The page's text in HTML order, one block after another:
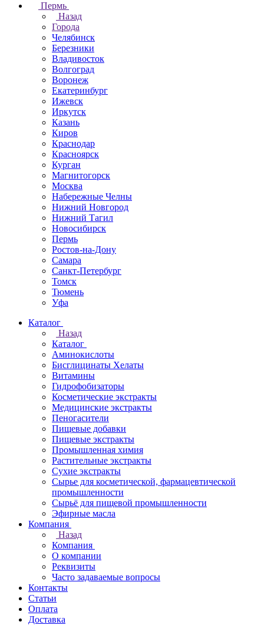
Пермь
Назад
Города
Челябинск
Березники
Владивосток
Волгоград
Воронеж
Екатеринбург
Ижевск
Иркутск
Казань
Киров
Краснодар
Красноярск
Курган
Магнитогорск
Москва
Набережные Челны
Нижний Новгород
Нижний Тагил
Новосибирск
Пермь
Ростов-на-Дону
Самара
Санкт-Петербург
Томск
Тюмень
Уфа
Каталог
Назад
Каталог
Аминокислоты
Бисглицинаты Хелаты
Витамины
Гидрофобизаторы
Косметические экстракты
Медицинские экстракты
Пеногасители
Пищевые добавки
Пищевые экстракты
Промышленная химия
Растительные экстракты
Сухие экстракты
Сырье для косметической, фармацевтической
промышленности
Сырьё для пищевой промышленности
Эфирные масла
Компания
Назад
Компания
О компании
Реквизиты
Часто задаваемые вопросы
Контакты
Статьи
Оплата
Доставка